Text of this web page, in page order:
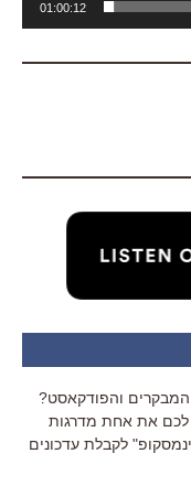
01:00:12
המבקרים והפודקאסט?
לכם את אחת מדרגות
לקבלת עדכונים